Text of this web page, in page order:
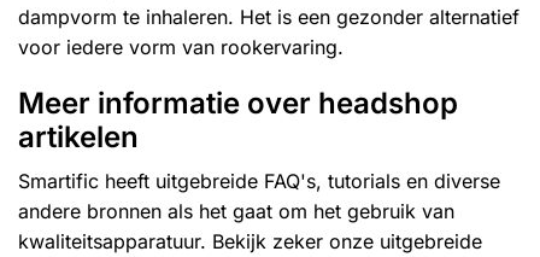
dampvorm te inhaleren. Het is een gezonder alternatief
voor iedere vorm van rookervaring.
Meer informatie over headshop
artikelen
Smartific heeft uitgebreide FAQ's, tutorials en diverse
andere bronnen als het gaat om het gebruik van
kwaliteitsapparatuur. Bekijk zeker onze uitgebreide